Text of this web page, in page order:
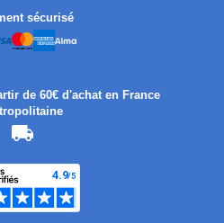
sécurisé
de 60€ d'achat en France